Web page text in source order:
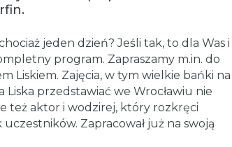
jeden dzień? Jeśli tak, to dla Was i
program. Zapraszamy m.in. do
Liskiem. Zajęcia, w tym wielkie bańki na
Liska przedstawiać we Wrocławiu nie
też aktor i wodzirej, który rozkręci
Zapracował już na swoją